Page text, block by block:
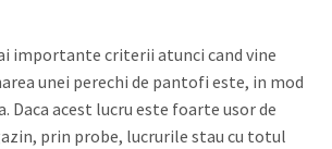
importante criterii atunci cand vine
unei perechi de pantofi este, in mod
Daca acest lucru este foarte usor de
prin probe, lucrurile stau cu totul